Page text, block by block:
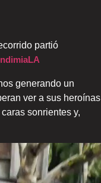
partió
generando un
ver a sus heroínas
sonrientes y,